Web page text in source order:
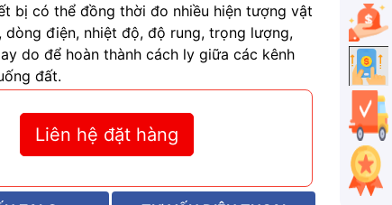
bị có thể đồng thời đo nhiều hiện tượng vật
dòng điện, nhiệt độ, độ rung, trọng lượng,
do để hoàn thành cách ly giữa các kênh
đất.
Liên hệ đặt hàng